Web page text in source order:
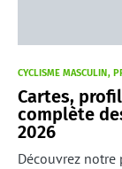
CYCLISME MASCULIN
Cartes,
complète
2026
Découvrez